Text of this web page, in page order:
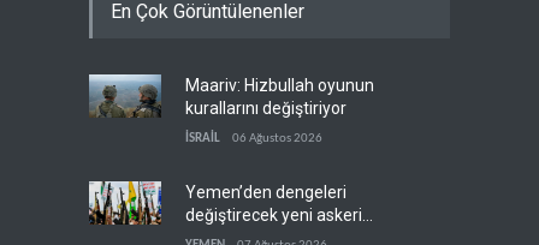
'Arap projesi' uyarısı
Mossad’ın İran'a karşı Kürt
planı neden çöktü?
En Çok Görüntülenenler
Maariv: Hizbullah oyunun
kurallarını değiştiriyor
İSRAİL 06 Ağustos 2026
Yemen’den dengeleri
değiştirecek yeni askeri
denklem